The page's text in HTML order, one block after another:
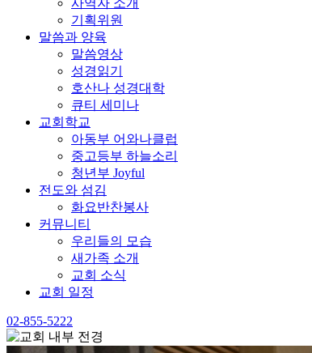
사역자 소개
기획위원
말씀과 양육
말씀영상
성경읽기
호산나 성경대학
큐티 세미나
교회학교
아동부 어와나클럽
중고등부 하늘소리
청년부 Joyful
전도와 섬김
화요반찬봉사
커뮤니티
우리들의 모습
새가족 소개
교회 소식
교회 일정
02-855-5222